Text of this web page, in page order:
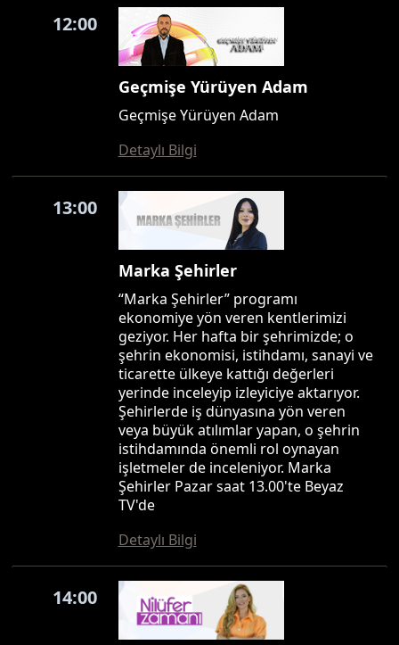
12:00
Geçmişe Yürüyen Adam
Geçmişe Yürüyen Adam
Detaylı Bilgi
13:00
Marka Şehirler
“Marka Şehirler” programı
ekonomiye yön veren kentlerimizi
geziyor. Her hafta bir şehrimizde; o
şehrin ekonomisi, istihdamı, sanayi ve
ticarette ülkeye kattığı değerleri
yerinde inceleyip izleyiciye aktarıyor.
Şehirlerde iş dünyasına yön veren
veya büyük atılımlar yapan, o şehrin
istihdamında önemli rol oynayan
işletmeler de inceleniyor. Marka
Şehirler Pazar saat 13.00'te Beyaz
TV'de
Detaylı Bilgi
14:00